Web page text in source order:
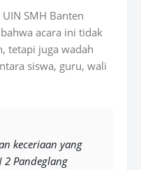
SMH Banten
acara ini tidak
tetapi juga wadah
siswa, guru, wali
keceriaan yang
Pandeglang